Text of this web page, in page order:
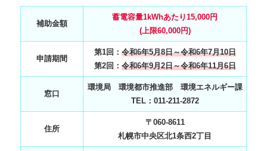
補助金額
蓄電容量1kWhあたり15,000円
(上限60,000円)
申請期間
第1回： 令和6年5月8日～令和6年7月10日
第2回： 令和6年9月2日～令和6年11月6日
窓口
環境局 環境都市推進部 環境エネルギー課
TEL：011-211-2872
住所
〒060-8611
札幌市中央区北1条西2丁目